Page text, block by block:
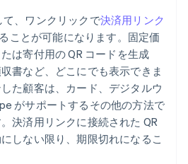
、ワンクリックで決済用リンク
ことが可能になります。固定価
は寄付用の QR コードを生成
書など、どこにでも表示できま
た顧客は、カード、デジタルウ
がサポートするその他の方法で
決済用リンクに接続された QR
しない限り、期限切れになるこ